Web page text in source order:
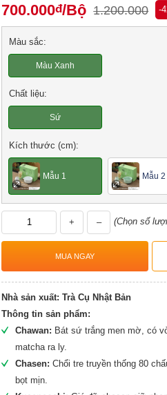
700.000đ/Bộ 1.200.000 -
Màu sắc:
Màu Xanh
Chất liệu:
Sứ
Kích thước (cm):
Mẫu 1 Mẫu 2
+ – (Chọn số
Nhà sản xuất: Trà Cụ Nhật Bản
Thông tin sản phẩm:
Chawan: Bát sứ trắng men mờ, có
matcha ra ly.
Chasen: Chổi tre truyền thống 80
bọt mịn.